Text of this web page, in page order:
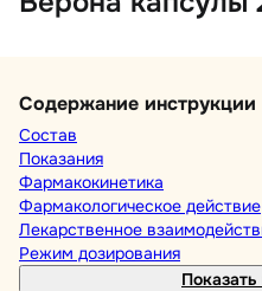
Содержание инструкции
Состав
Показания
Фармакокинетика
Фармакологическое действие
Лекарственное
Режим дозирования